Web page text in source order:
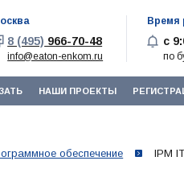
8 (495) 966-70-48
info@eaton-enkom.ru
Время
с
по
НАШИ ПРОЕКТЫ
обеспечение IPM